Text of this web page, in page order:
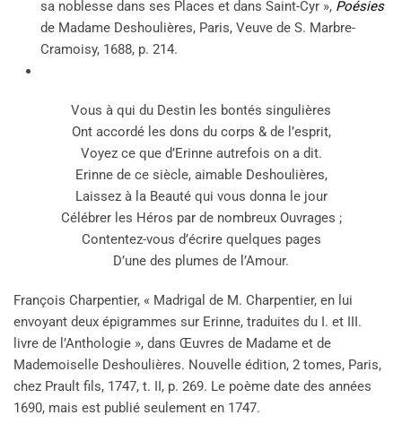
sa noblesse dans ses Places et dans Saint-Cyr », Poésies
de Madame Deshoulières, Paris, Veuve de S. Marbre-
Cramoisy, 1688, p. 214.
Vous à qui du Destin les bontés singulières
Ont accordé les dons du corps & de l’esprit,
Voyez ce que d’Erinne autrefois on a dit.
Erinne de ce siècle, aimable Deshoulières,
Laissez à la Beauté qui vous donna le jour
Célébrer les Héros par de nombreux Ouvrages ;
Contentez-vous d’écrire quelques pages
D’une des plumes de l’Amour.
François Charpentier, « Madrigal de M. Charpentier, en lui
envoyant deux épigrammes sur Erinne, traduites du I. et III.
livre de l’Anthologie », dans Œuvres de Madame et de
Mademoiselle Deshoulières. Nouvelle édition, 2 tomes, Paris,
chez Prault fils, 1747, t. II, p. 269. Le poème date des années
1690, mais est publié seulement en 1747.